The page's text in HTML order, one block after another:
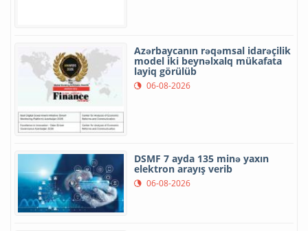
Azərbaycanın rəqəmsal idarəçilik
model iki beynəlxalq mükafata
layiq görülüb
06-08-2026
DSMF 7 ayda 135 minə yaxın
elektron arayış verib
06-08-2026